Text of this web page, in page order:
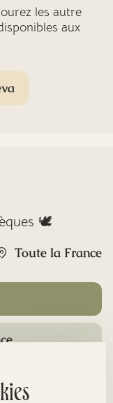
les autre
aux
🕊️
Toute la France